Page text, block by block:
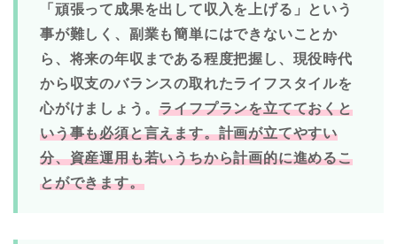
「頑張って成果を出して収入を上げる」という
事が難しく、副業も簡単にはできないことか
ら、将来の年収まである程度把握し、現役時代
から収支のバランスの取れたライフスタイルを
心がけましょう。ライフプランを立てておくと
いう事も必須と言えます。計画が立てやすい
分、資産運用も若いうちから計画的に進めるこ
とができます。